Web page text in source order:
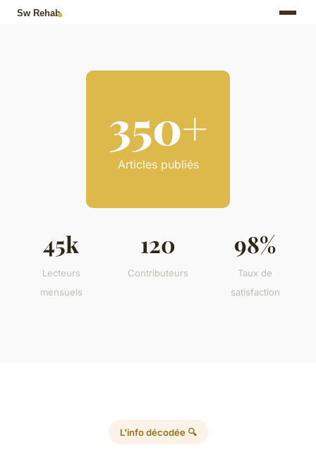
350+
Articles publiés
45k
Lecteurs
mensuels
120
Contributeurs
98%
Taux de
satisfaction
L'info décodée 🔍